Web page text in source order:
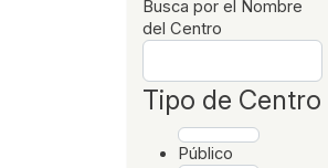
Busca por el Nombre
del Centro
Tipo de Centro
Público